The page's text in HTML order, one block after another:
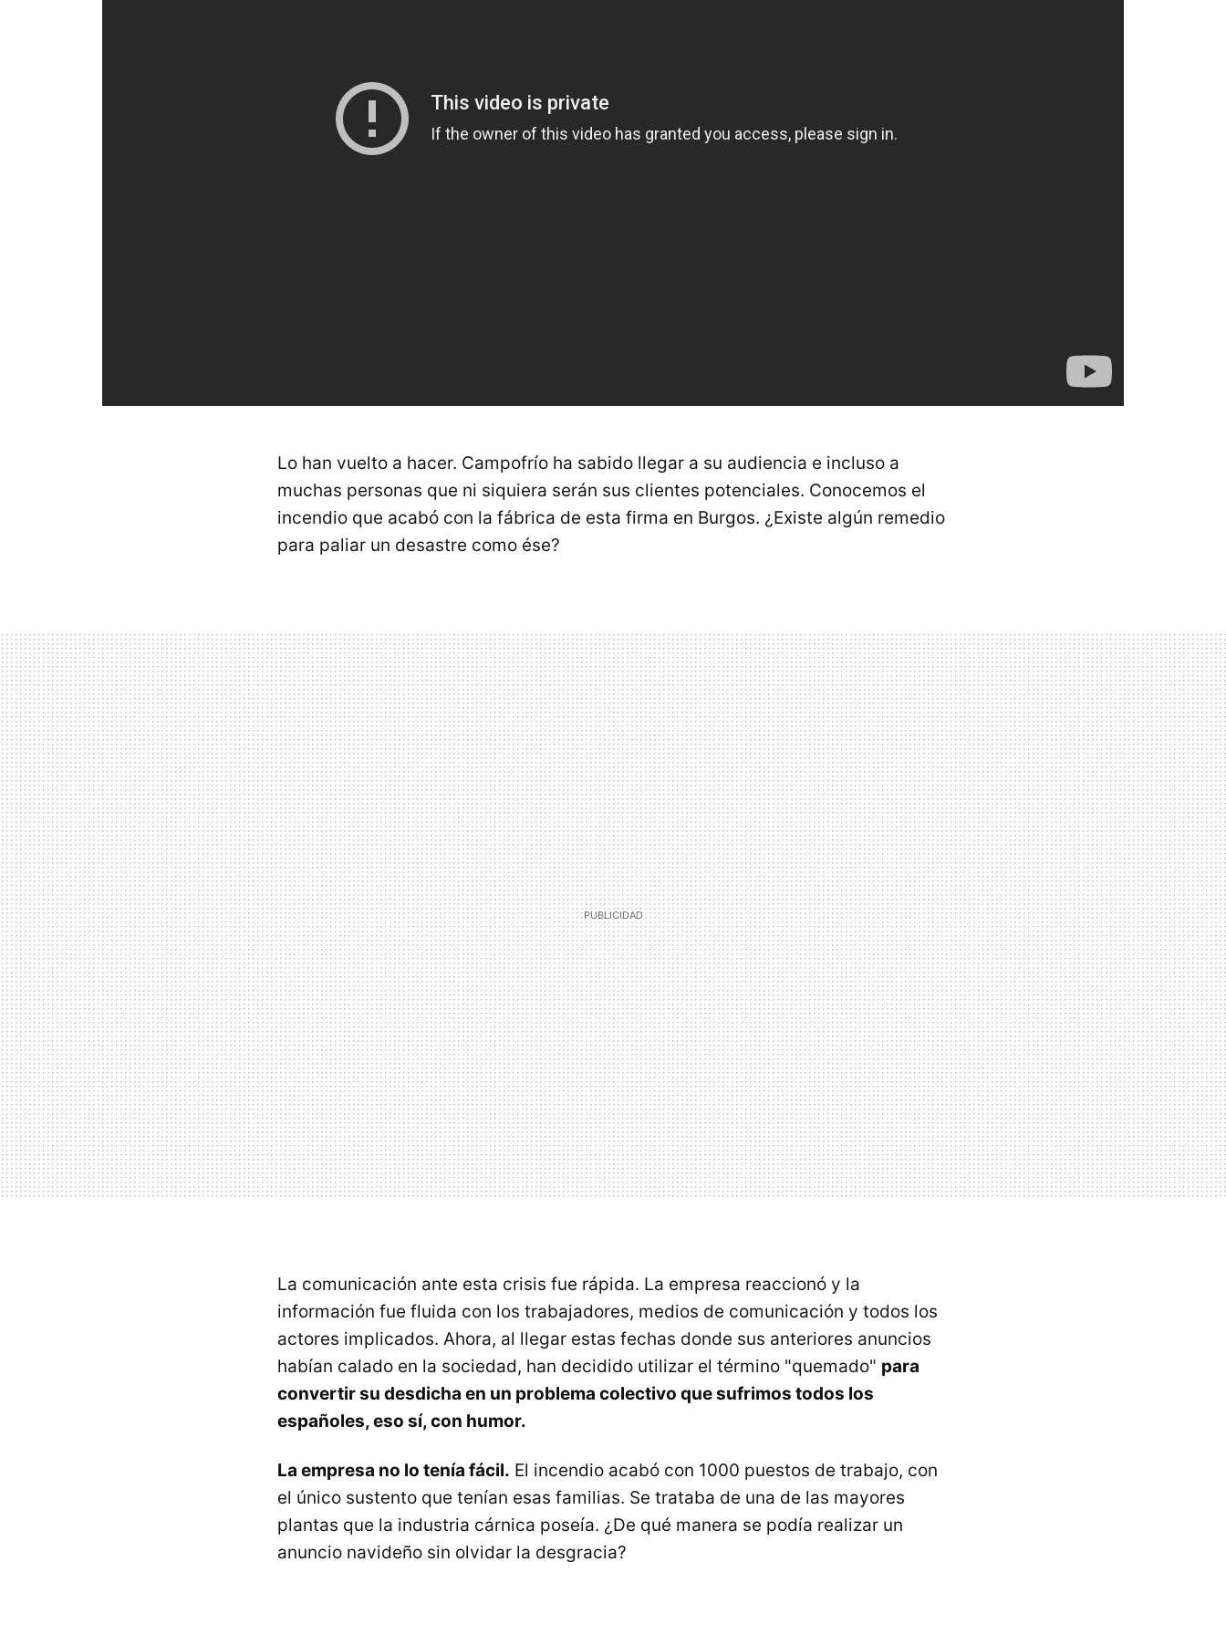
Lo han vuelto a hacer. Campofrío ha sabido llegar a su audiencia e incluso a
muchas personas que ni siquiera serán sus clientes potenciales. Conocemos el
incendio que acabó con la fábrica de esta firma en Burgos. ¿Existe algún remedio
para paliar un desastre como ése?
La comunicación ante esta crisis fue rápida. La empresa reaccionó y la
información fue fluida con los trabajadores, medios de comunicación y todos los
actores implicados. Ahora, al llegar estas fechas donde sus anteriores anuncios
habían calado en la sociedad, han decidido utilizar el término "quemado" para
convertir su desdicha en un problema colectivo que sufrimos todos los
españoles, eso sí, con humor.
La empresa no lo tenía fácil. El incendio acabó con 1000 puestos de trabajo, con
el único sustento que tenían esas familias. Se trataba de una de las mayores
plantas que la industria cárnica poseía. ¿De qué manera se podía realizar un
anuncio navideño sin olvidar la desgracia?